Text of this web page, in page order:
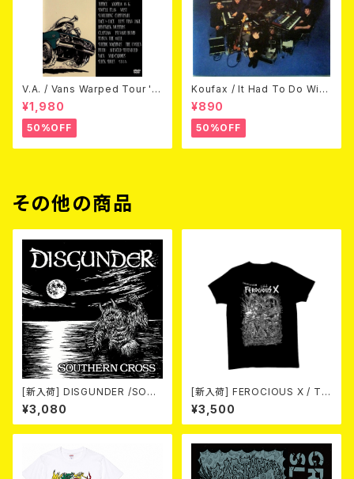
V.A. / Vans Warped Tour '0
3 (DVD)
¥1,980
50%OFF
Koufax / It Had To Do With
Love (CD)
¥890
50%OFF
その他の商品
[新入荷] DISGUNDER /SOUT
HERN CROSS (CD)
¥3,080
[新入荷] FEROCIOUS X / T S
HIRT
¥3,500